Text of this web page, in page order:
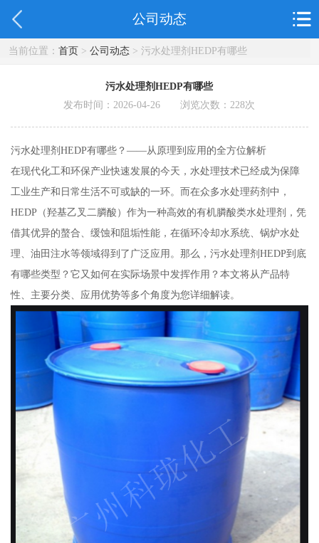
公司动态
当前位置： 首页> 公司动态> 污水处理剂HEDP有哪些
污水处理剂HEDP有哪些
发布时间：2026-04-26 浏览次数：228次
污水处理剂HEDP有哪些？——从原理到应用的全方位解析
在现代化工和环保产业快速发展的今天，水处理技术已经成为保障
工业生产和日常生活不可或缺的一环。而在众多水处理药剂中，
HEDP（羟基乙叉二膦酸）作为一种高效的有机膦酸类水处理剂，凭
借其优异的螯合、缓蚀和阻垢性能，在循环冷却水系统、锅炉水处
理、油田注水等领域得到了广泛应用。那么，污水处理剂HEDP到底
有哪些类型？它又如何在实际场景中发挥作用？本文将从产品特
性、主要分类、应用优势等多个角度为您详细解读。